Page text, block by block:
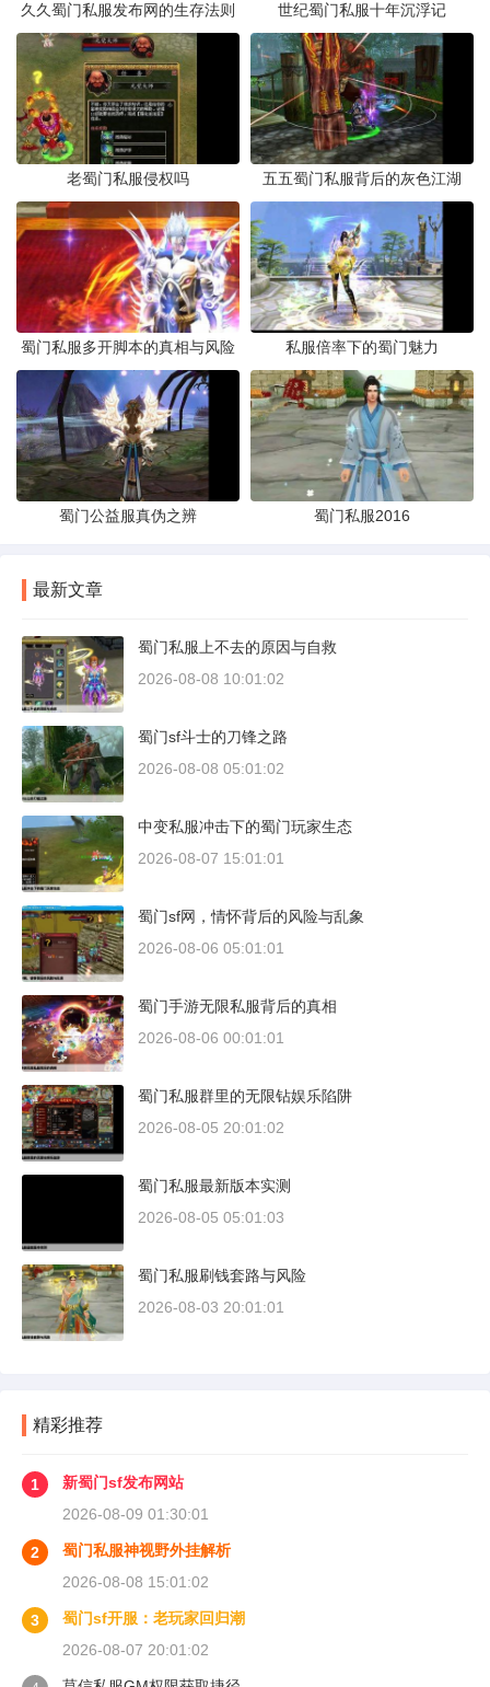
久久蜀门私服发布网的生存法则 世纪蜀门私服十年沉浮记
老蜀门私服侵权吗 五五蜀门私服背后的灰色江湖
蜀门私服多开脚本的真相与风险 私服倍率下的蜀门魅力
蜀门公益服真伪之辨 蜀门私服2016
最新文章
蜀门私服上不去的原因与自救
2026-08-08 10:01:02
蜀门sf斗士的刀锋之路
2026-08-08 05:01:02
中变私服冲击下的蜀门玩家生态
2026-08-07 15:01:01
蜀门sf网，情怀背后的风险与乱象
2026-08-06 05:01:01
蜀门手游无限私服背后的真相
2026-08-06 00:01:01
蜀门私服群里的无限钻娱乐陷阱
2026-08-05 20:01:02
蜀门私服最新版本实测
2026-08-05 05:01:03
蜀门私服刷钱套路与风险
2026-08-03 20:01:01
精彩推荐
1
新蜀门sf发布网站
2026-08-09 01:30:01
2
蜀门私服神视野外挂解析
2026-08-08 15:01:02
3
蜀门sf开服：老玩家回归潮
2026-08-07 20:01:02